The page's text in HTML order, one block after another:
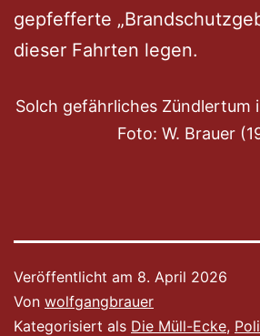
gepfefferte
dieser Fahrten legen.
Solch gefährliches Zündlertum
Foto: W. Brauer
Veröffentlicht am 8. April 2026
Von wolfgangbrauer
Kategorisiert als Die Müll-Ecke,